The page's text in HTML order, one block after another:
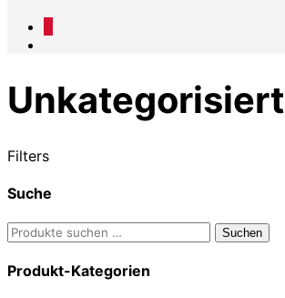
Unkategorisiert
Filters
Suche
Suchen
nach:
Suchen
Produkt-Kategorien